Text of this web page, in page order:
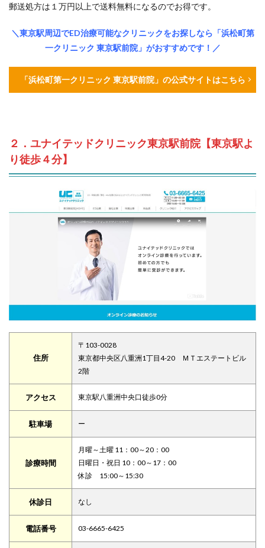
郵送処方は１万円以上で送料無料になるのでお得です。
＼東京駅周辺でED治療可能なクリニックをお探しなら「浜松町第
一クリニック 東京駅前院」がおすすめです！／
「浜松町第一クリニック 東京駅前院」の公式サイトはこちら
２．ユナイテッドクリニック東京駅前院【東京駅よ
り徒歩４分】
住所
〒103-0028
東京都中央区八重洲1丁目4-20 ＭＴエステートビル
2階
アクセス 東京駅八重洲中央口徒歩0分
駐車場 ー
診療時間
月曜～土曜 11：00～20：00
日曜日・祝日 10：00～17：00
休診 15:00～15:30
休診日 なし
電話番号 03-6665-6425